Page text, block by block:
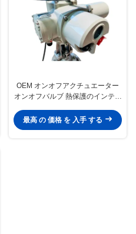
OEM オンオフアクチュエーター
オンオフバルブ 熱保護のインテリ
最高 の 価格 を 入手 する